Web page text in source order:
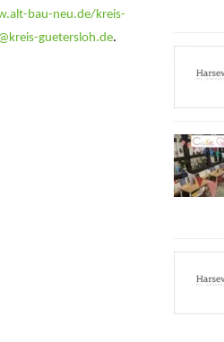
bau-neu.de/kreis-
guetersloh.de.